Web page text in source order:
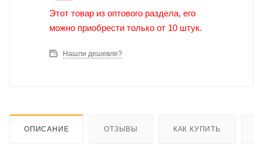
Этот товар из оптового раздела, его
можно приобрести только от 10 штук.
Нашли дешевле?
ОПИСАНИЕ ОТЗЫВЫ КАК КУПИТЬ